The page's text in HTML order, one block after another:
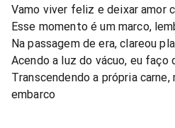
Vamo viver feliz e deixar amor
Esse momento é um marco,
Na passagem de era, clareou
Acendo a luz do vácuo, eu faço
Transcendendo a própria
embarco